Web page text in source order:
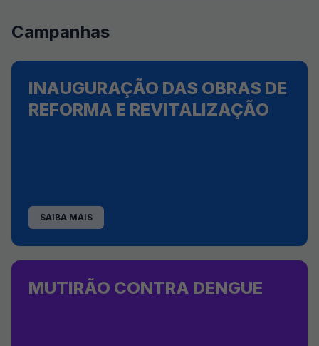
Campanhas
INAUGURAÇÃO DAS OBRAS DE
REFORMA E REVITALIZAÇÃO
SAIBA MAIS
MUTIRÃO CONTRA DENGUE